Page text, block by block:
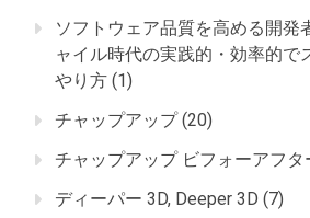
ソフトウェア品質を高める開発
ャイル時代の実践的・効率的で
やり方 (1)
チャップアップ(20)
チャップアップ ビフォーアフタ
ディーパー 3D, Deeper 3D (7)